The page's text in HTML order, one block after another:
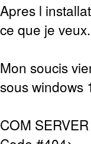
Apres l
ce que je veux.
Mon soucis
sous windows
COM